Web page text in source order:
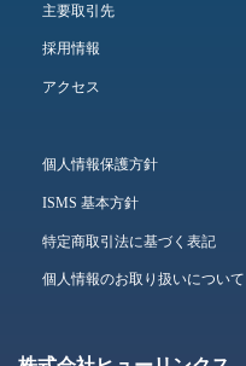
主要取引先
採用情報
アクセス
個人情報保護方針
ISMS 基本方針
特定商取引法に基づく表記
個人情報のお取り扱いについて